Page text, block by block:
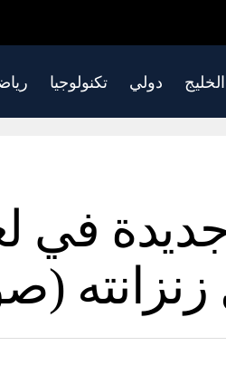
الخليج دولي تكنولوجيا
في